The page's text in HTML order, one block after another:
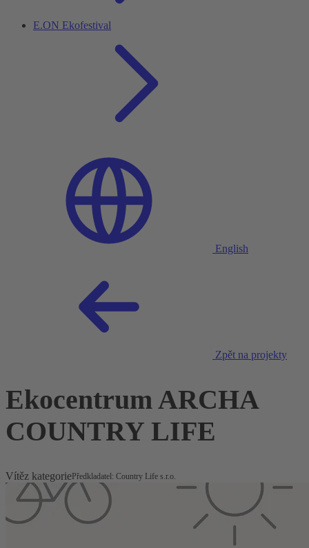
E.ON Ekofestival
English
Zpět na projekty
Ekocentrum ARCHA
COUNTRY LIFE
Vítěz kategoriePředkladatel: Country Life s.r.o.